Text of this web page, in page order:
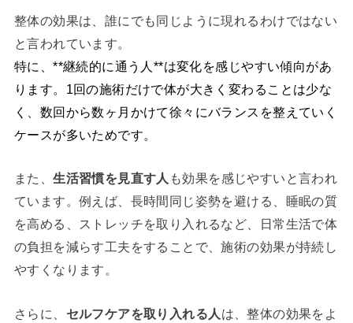
整体の効果は、誰にでも同じように現れるわけではない
と言われています。
特に、**継続的に通う人**は変化を感じやすい傾向があ
ります。1回の施術だけで体が大きく変わることは少な
く、数回から数ヶ月かけて徐々にバランスを整えていく
ケースが多いためです。
また、生活習慣を見直す人 も効果を感じやすいと言われ
ています。例えば、長時間同じ姿勢を避ける、睡眠の質
を高める、ストレッチを取り入れるなど、日常生活で体
の負担を減らす工夫をすることで、施術の効果が持続し
やすくなります。
さらに、 セルフケアを取り入れる人 は、整体の効果をよ